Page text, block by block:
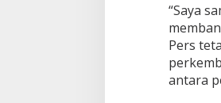
“Saya
Pers
antara